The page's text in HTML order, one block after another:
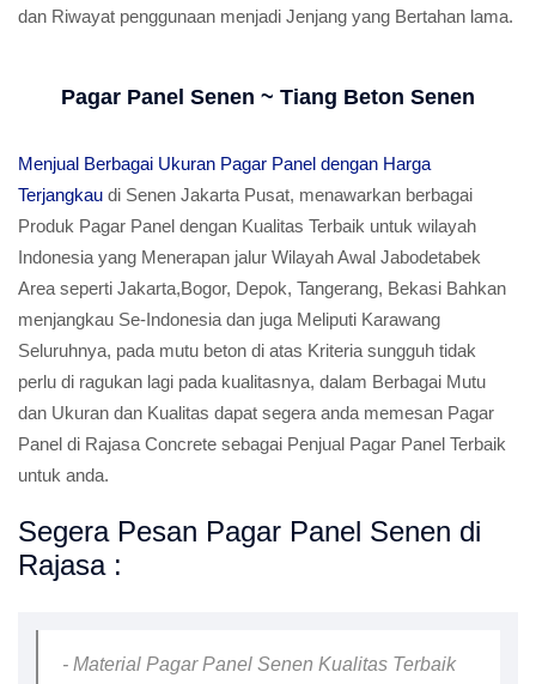
dan Riwayat penggunaan menjadi Jenjang yang Bertahan lama.
Pagar Panel Senen ~ Tiang Beton Senen
Menjual Berbagai Ukuran Pagar Panel dengan Harga
Terjangkau di Senen Jakarta Pusat, menawarkan berbagai
Produk Pagar Panel dengan Kualitas Terbaik untuk wilayah
Indonesia yang Menerapan jalur Wilayah Awal Jabodetabek
Area seperti Jakarta,Bogor, Depok, Tangerang, Bekasi Bahkan
menjangkau Se-Indonesia dan juga Meliputi Karawang
Seluruhnya, pada mutu beton di atas Kriteria sungguh tidak
perlu di ragukan lagi pada kualitasnya, dalam Berbagai Mutu
dan Ukuran dan Kualitas dapat segera anda memesan Pagar
Panel di Rajasa Concrete sebagai Penjual Pagar Panel Terbaik
untuk anda.
Segera Pesan Pagar Panel Senen di
Rajasa :
- Material Pagar Panel Senen Kualitas Terbaik